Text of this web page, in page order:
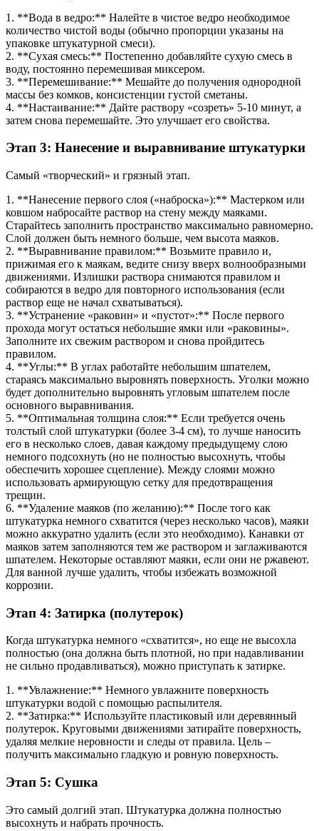
1. **Вода в ведро:** Налейте в чистое ведро необходимое
количество чистой воды (обычно пропорции указаны на
упаковке штукатурной смеси).
2. **Сухая смесь:** Постепенно добавляйте сухую смесь в
воду, постоянно перемешивая миксером.
3. **Перемешивание:** Мешайте до получения однородной
массы без комков, консистенции густой сметаны.
4. **Настаивание:** Дайте раствору «созреть» 5-10 минут, а
затем снова перемешайте. Это улучшает его свойства.
Этап 3: Нанесение и выравнивание штукатурки
Самый «творческий» и грязный этап.
1. **Нанесение первого слоя («наброска»):** Мастерком или
ковшом набросайте раствор на стену между маяками.
Старайтесь заполнить пространство максимально равномерно.
Слой должен быть немного больше, чем высота маяков.
2. **Выравнивание правилом:** Возьмите правило и,
прижимая его к маякам, ведите снизу вверх волнообразными
движениями. Излишки раствора снимаются правилом и
собираются в ведро для повторного использования (если
раствор еще не начал схватываться).
3. **Устранение «раковин» и «пустот»:** После первого
прохода могут остаться небольшие ямки или «раковины».
Заполните их свежим раствором и снова пройдитесь
правилом.
4. **Углы:** В углах работайте небольшим шпателем,
стараясь максимально выровнять поверхность. Уголки можно
будет дополнительно выровнять угловым шпателем после
основного выравнивания.
5. **Оптимальная толщина слоя:** Если требуется очень
толстый слой штукатурки (более 3-4 см), то лучше наносить
его в несколько слоев, давая каждому предыдущему слою
немного подсохнуть (но не полностью высохнуть, чтобы
обеспечить хорошее сцепление). Между слоями можно
использовать армирующую сетку для предотвращения
трещин.
6. **Удаление маяков (по желанию):** После того как
штукатурка немного схватится (через несколько часов), маяки
можно аккуратно удалить (если это необходимо). Канавки от
маяков затем заполняются тем же раствором и заглаживаются
шпателем. Некоторые оставляют маяки, если они не ржавеют.
Для ванной лучше удалить, чтобы избежать возможной
коррозии.
Этап 4: Затирка (полутерок)
Когда штукатурка немного «схватится», но еще не высохла
полностью (она должна быть плотной, но при надавливании
не сильно продавливаться), можно приступать к затирке.
1. **Увлажнение:** Немного увлажните поверхность
штукатурки водой с помощью распылителя.
2. **Затирка:** Используйте пластиковый или деревянный
полутерок. Круговыми движениями затирайте поверхность,
удаляя мелкие неровности и следы от правила. Цель –
получить максимально гладкую и ровную поверхность.
Этап 5: Сушка
Это самый долгий этап. Штукатурка должна полностью
высохнуть и набрать прочность.